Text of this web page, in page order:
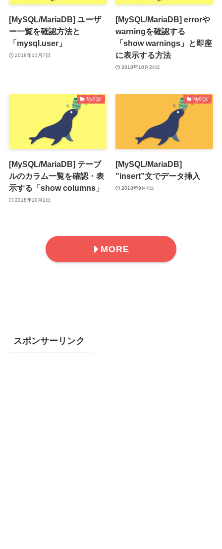
[MySQL/MariaDB] ユーザ
ー一覧を確認方法と
「mysql.user」
2018年11月7日
[MySQL/MariaDB] errorや
warningを確認する
「show warnings」と即座
に表示する方法
2018年10月24日
MySQL
[MySQL/MariaDB] テーブ
ルのカラム一覧を確認・表
示する「show columns」
2018年10月1日
MySQL
[MySQL/MariaDB]
”insert”文でデータ挿入
2018年9月4日
MORE
スポンサーリンク